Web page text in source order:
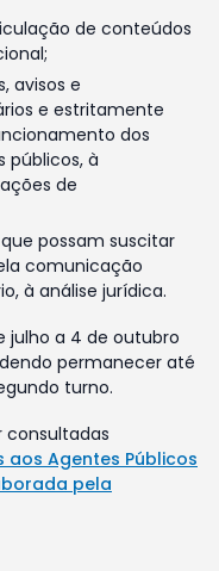
de conteúdos
avisos e
e estritamente
dos
públicos, à
de
possam suscitar
comunicação
à análise jurídica.
julho a 4 de outubro
permanecer até
turno.
consultadas
Agentes Públicos
pela